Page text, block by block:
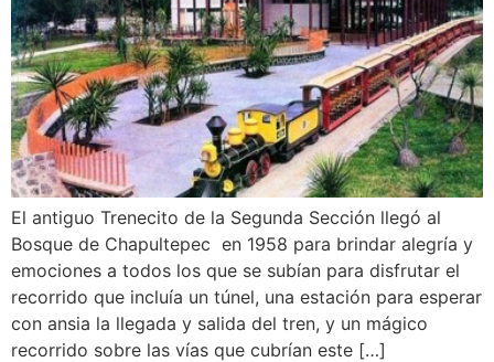
El antiguo Trenecito de la Segunda Sección llegó al
Bosque de Chapultepec en 1958 para brindar alegría y
emociones a todos los que se subían para disfrutar el
recorrido que incluía un túnel, una estación para esperar
con ansia la llegada y salida del tren, y un mágico
recorrido sobre las vías que cubrían este […]